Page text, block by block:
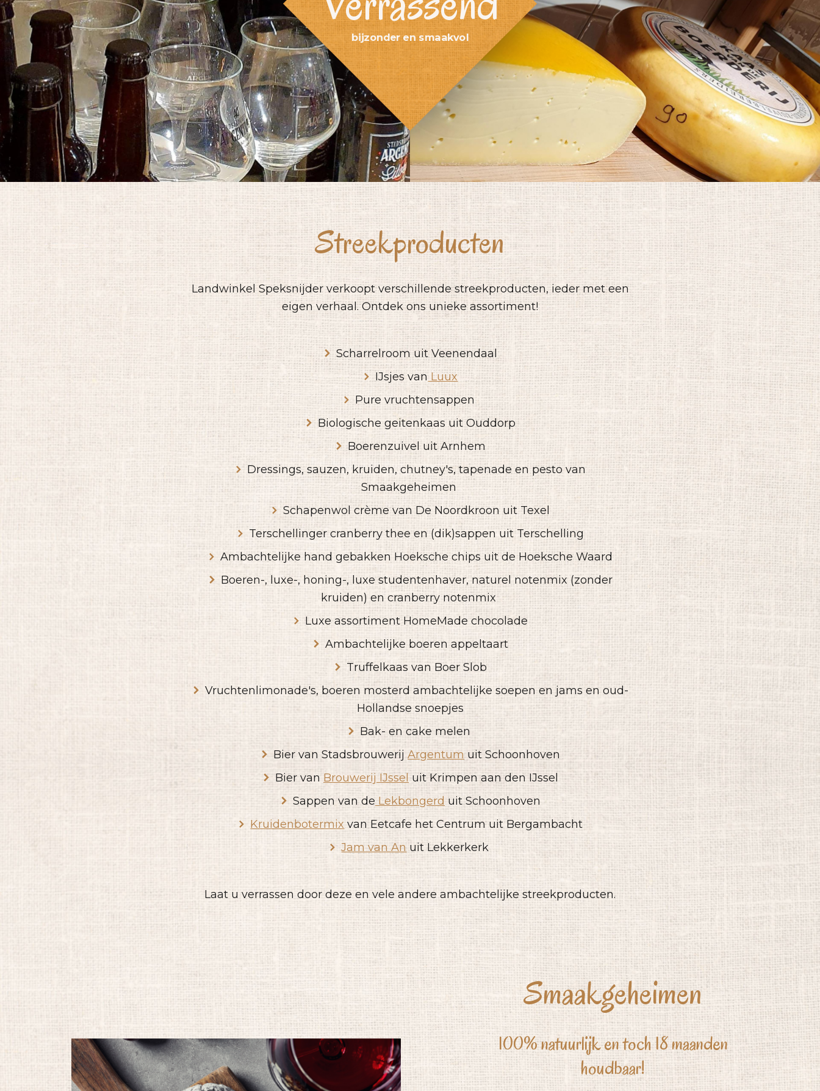
bijzonder en smaakvol
Streekproducten
Landwinkel Speksnijder verkoopt verschillende streekproducten, ieder met een
eigen verhaal. Ontdek ons unieke assortiment!
Scharrelroom uit Veenendaal
IJsjes van Luux
Pure vruchtensappen
Biologische geitenkaas uit Ouddorp
Boerenzuivel uit Arnhem
Dressings, sauzen, kruiden, chutney's, tapenade en pesto van
Smaakgeheimen
Schapenwol crème van De Noordkroon uit Texel
Terschellinger cranberry thee en (dik)sappen uit Terschelling
Ambachtelijke hand gebakken Hoeksche chips uit de Hoeksche Waard
Boeren-, luxe-, honing-, luxe studentenhaver, naturel notenmix (zonder
kruiden) en cranberry notenmix
Luxe assortiment HomeMade chocolade
Ambachtelijke boeren appeltaart
Truffelkaas van Boer Slob
Vruchtenlimonade's, boeren mosterd ambachtelijke soepen en jams en oud-
Hollandse snoepjes
Bak- en cake melen
Bier van Stadsbrouwerij Argentumuit Schoonhoven
Bier van Brouwerij IJssel uit Krimpen aan den IJssel
Sappen van de Lekbongerd uit Schoonhoven
Kruidenbotermix van Eetcafe het Centrum uit Bergambacht
Jam van An uit Lekkerkerk
Laat u verrassen door deze en vele andere ambachtelijke streekproducten.
Smaakgeheimen
100% natuurlijk en toch 18 maanden
houdbaar!